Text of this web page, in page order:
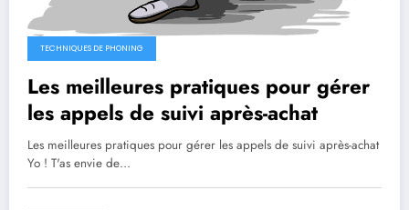
TECHNIQUES DE PHONING
Les meilleures pratiques pour gérer
les appels de suivi après-achat
Les meilleures pratiques pour gérer les appels de suivi après-achat
Yo ! T'as envie de…